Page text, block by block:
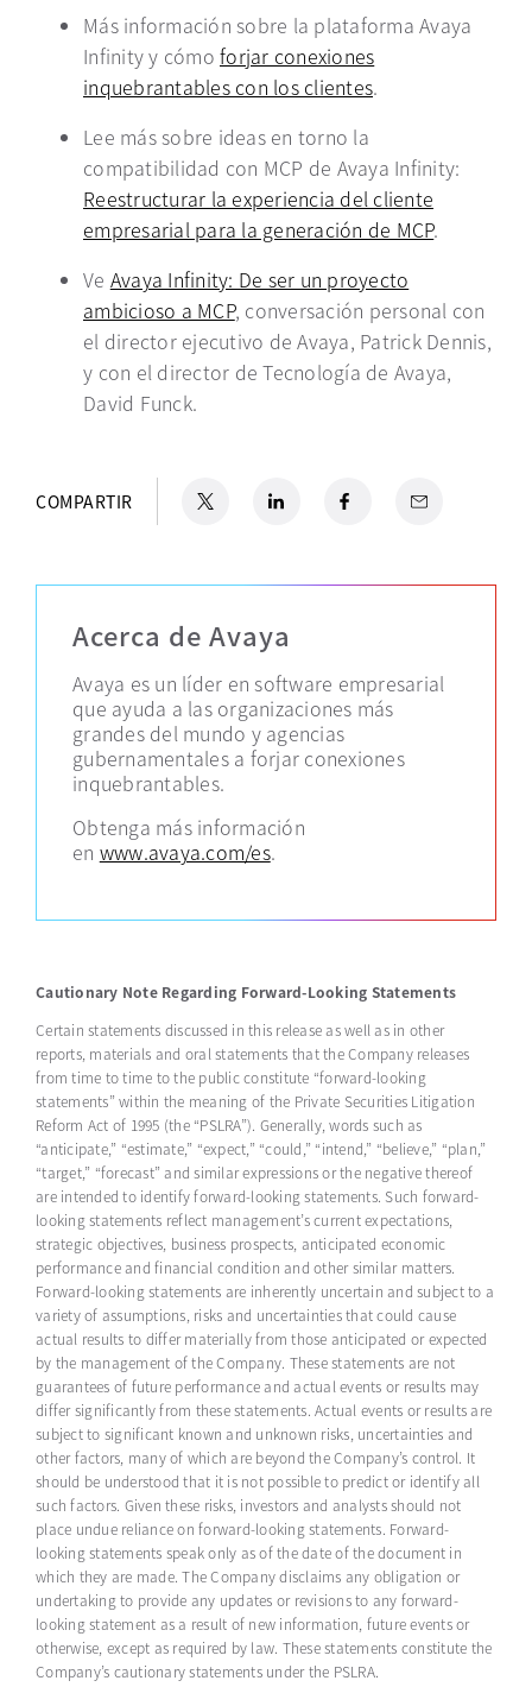
Más información sobre la plataforma Avaya
Infinityy cómo forjar conexiones
inquebrantables con los clientes.
Lee más sobre ideas en torno la
compatibilidad con MCP de Avaya Infinity:
Reestructurar la experiencia del cliente
empresarial para la generación de MCP.
Ve Avaya Infinity: De ser un proyecto
ambicioso a MCP, conversación personal con
el director ejecutivo de Avaya, Patrick Dennis,
y con el director de Tecnología de Avaya,
David Funck.
COMPARTIR se abre en una pestaña nueva
LinkedIn
se abre en una pestaña nueva
Facebook
se abre en una pestaña
Email
Acerca de Avaya
Avaya es un líder en software empresarial
que ayuda a las organizaciones más
grandes del mundo y agencias
gubernamentales a forjar conexiones
inquebrantables.
Obtenga más información
en www.avaya.com/es.
Cautionary Note Regarding Forward-Looking Statements
Certain statements discussed in this release as well as in other
reports, materials and oral statements that the Company releases
from time to time to the public constitute “forward-looking
statements” within the meaning of the Private Securities Litigation
Reform Act of 1995 (the “PSLRA”). Generally, words such as
“anticipate,” “estimate,” “expect,” “could,” “intend,” “believe,” “plan,”
“target,” “forecast” and similar expressions or the negative thereof
are intended to identifyforward-looking statements. Such forward-
looking statements reflect management’s current expectations,
strategic objectives , business prospects, anticipated economic
performance and financial condition and other similar matters.
Forward-looking statements are inherently uncertain and subject to a
variety of assumptions, risks and uncertainties that could cause
actual results to differ materially from those anticipated or expected
by the management of the Company. These statements are not
guarantees of future performance and actual events or results may
differ significantly from these statements. Actual events or results are
subject to significant known and unknown risks, uncertainties and
other factors, many of which are beyond the Company’s control. It
should be understood that it is not possible to predict or identifyall
such factors. Given these risks, investors and analysts should not
place undue reliance on forward-looking statements. Forward-
looking statements speak only as of the date of the document in
which they are made. The Companydisclaims any obligation or
undertaking to provide any updates or revisions to any forward-
looking statement as a result of new information , future events or
otherwise, except as required by law. These statements constitute the
Company’s cautionary statements under the PSLRA.